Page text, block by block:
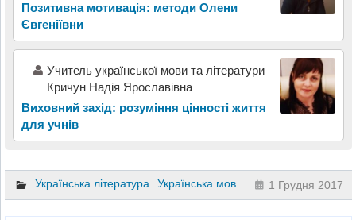
Позитивна мотивація: методи Олени
Євгеніївни
Учитель української мови та літератури
Кричун Надія Ярославівна
Виховний захід: розуміння цінності життя
для учнів
Українська література Українська мова 10 клас 11 клас
1 Грудня 2017